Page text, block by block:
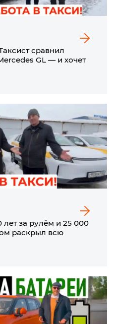
сравнил
GL — и хочет
лет за рулём и 25 000
раскрыл всю